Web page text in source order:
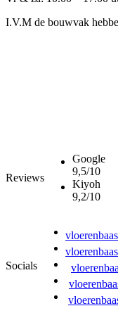
I.V.M de bouwvak
Reviews
Google
9,5/10
Kiyoh
9,2/10
Socials